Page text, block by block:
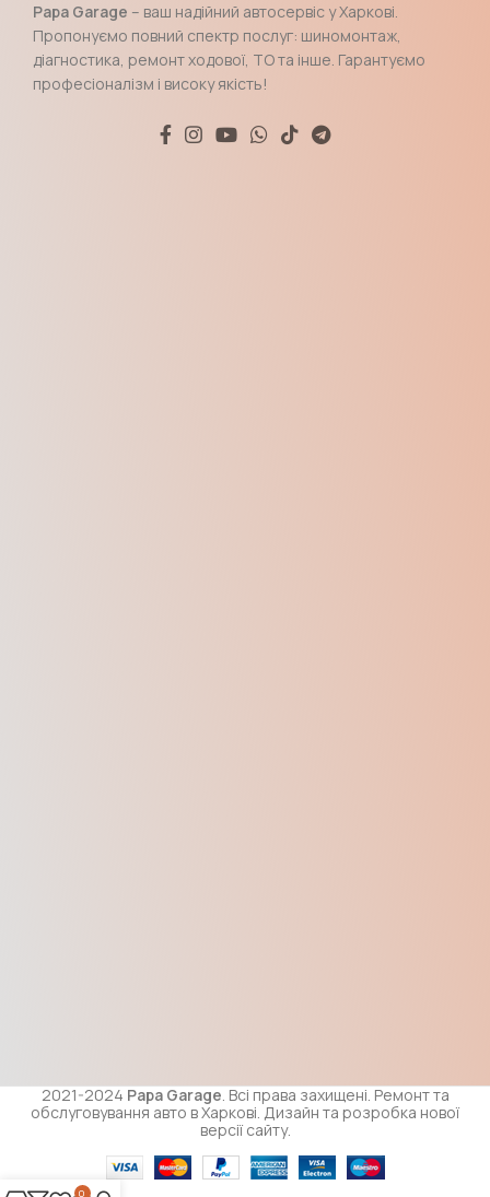
Papa Garage – ваш надійний автосервіс у Харкові.
Пропонуємо повний спектр послуг: шиномонтаж,
діагностика, ремонт ходової, ТО та інше. Гарантуємо
професіоналізм і високу якість!
2021-2024 Papa Garage. Всі права захищені. Ремонт та
обслуговування авто в Харкові. Дизайн та розробка нової
версії сайту.
0